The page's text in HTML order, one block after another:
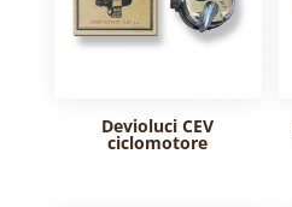
Devioluci CEV
ciclomotore